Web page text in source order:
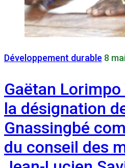
Développement durable 8
Gaëtan
la désignation
Gnassingbé
du conseil des